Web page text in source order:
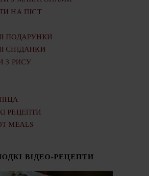
НА ПІСТ
ПОДАРУНКИ
СНІДАНКИ
З РИСУ
РЕЦЕПТИ
MEALS
ВІДЕО-РЕЦЕПТИ